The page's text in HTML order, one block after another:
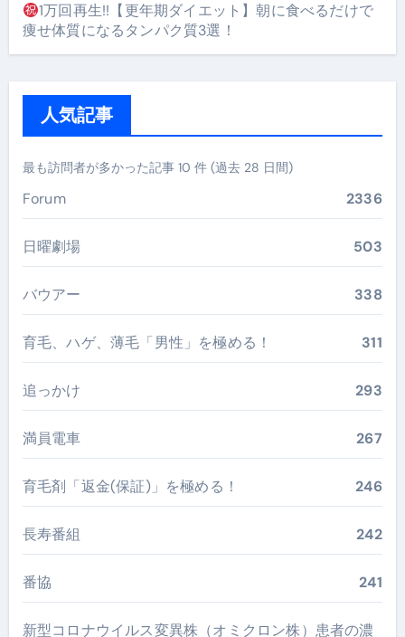
1万回再生!!【更年期ダイエット】朝に食べるだけで
痩せ体質になるタンパク質3選！
人気記事
最も訪問者が多かった記事 10 件 (過去 28 日間)
Forum 2336
日曜劇場 503
バウアー 338
育毛、ハゲ、薄毛「男性」を極める！ 311
追っかけ 293
満員電車 267
育毛剤「返金(保証)」を極める！ 246
長寿番組 242
番協 241
新型コロナウイルス変異株（オミクロン株）患者の濃